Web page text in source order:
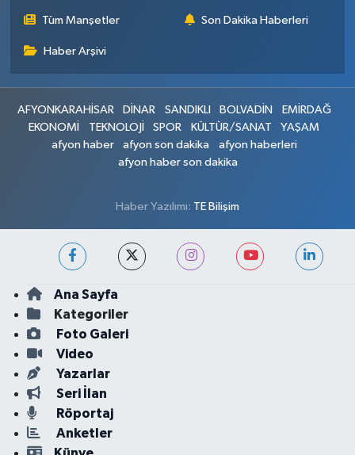
Tüm Manşetler Son Dakika Haberleri
Haber Arşivi
AFYONKARAHİSAR DİNAR SANDIKLI BOLVADİN
EMİRDAĞ
EKONOMİ
TEKNOLOJİ SPOR KÜLTÜR/SANAT
YAŞAM
afyon haber
afyon son dakika
afyon haberleri
afyon haber son dakika
Haber Yazılımı: TE Bilişim
Ana Sayfa
Kategoriler
Foto Galeri
Video
Yazarlar
Seri İlan
Röportaj
Anketler